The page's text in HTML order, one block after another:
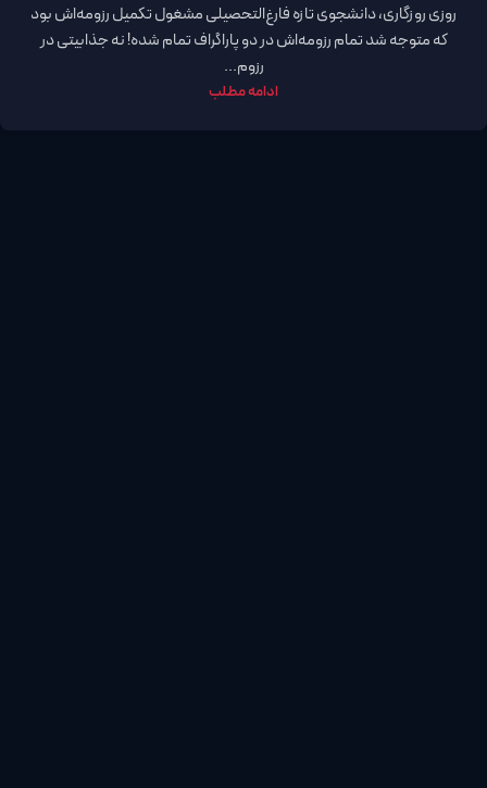
روزی روزگاری، دانشجوی تازه فارغ‌التحصیلی مشغول تکمیل رزومه‌اش بود
که متوجه شد تمام رزومه‌اش در دو پاراگراف تمام شده! نه جذابیتی در
رزوم...
ادامه مطلب